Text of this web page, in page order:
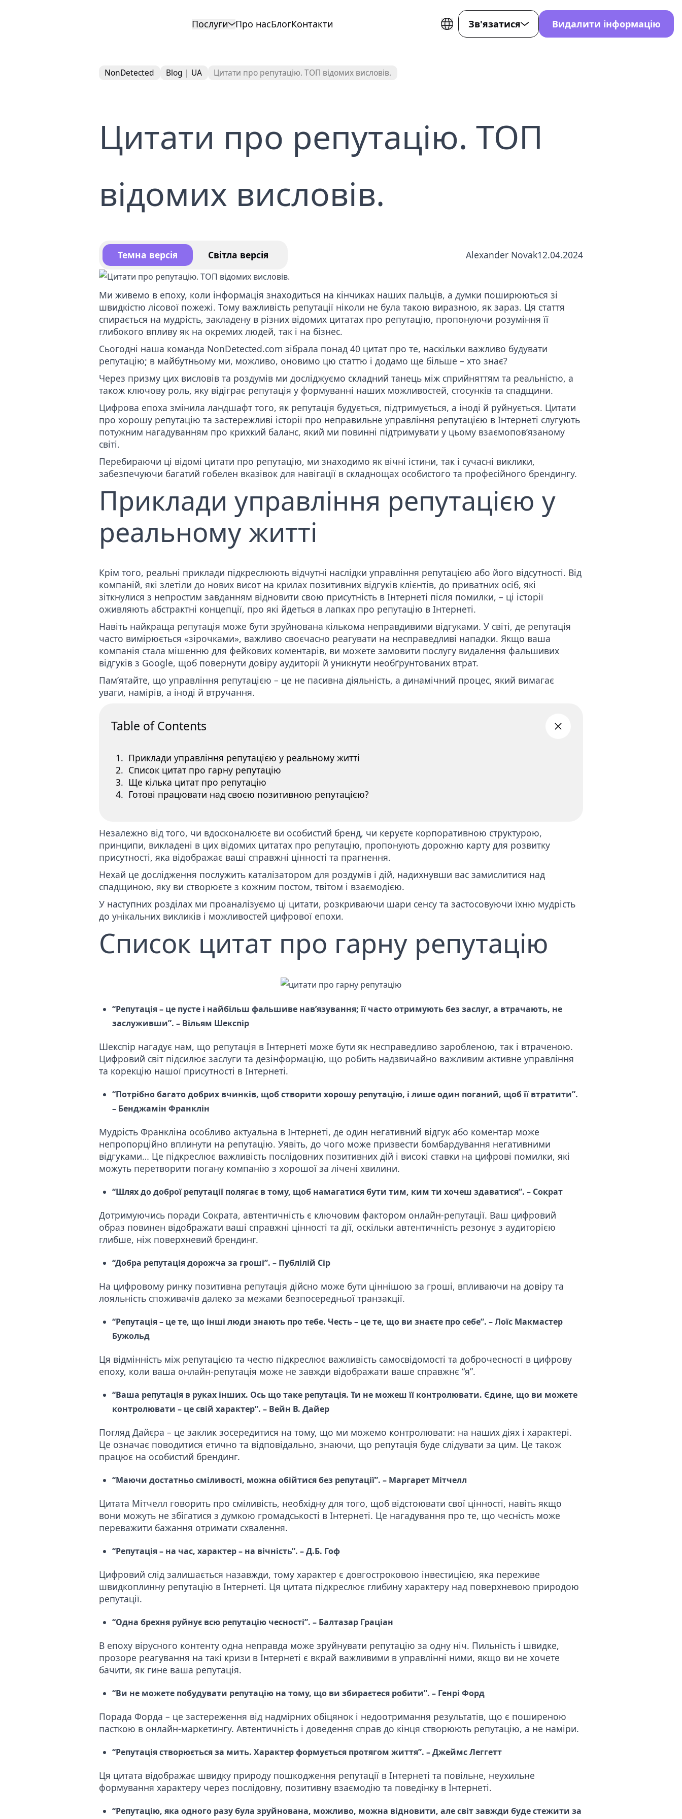
Послуги
репутації
порушує авторські права
пошуку Google Images соціальних мереж
Послуга видалення чужих
публікацій з Instagram
Послуга з видалення
публікацій Facebook
(Twitter)
Послуга з видалення відео на Видалення особистої
Послуга з видалення
Про насБлогКонтакти Зв'язатися Видалити інформацію
NonDetected Blog | UA Цитати про репутацію. ТОП відомих висловів.
Цитати про репутацію. ТОП
відомих висловів.
Alexander Novak12.04.2024
Темна версія Світла версія
Ми живемо в епоху, коли інформація знаходиться на кінчиках наших пальців, а думки поширюються зі
швидкістю лісової пожежі. Тому важливість репутації ніколи не була такою виразною, як зараз. Ця стаття
спирається на мудрість, закладену в різних відомих цитатах про репутацію, пропонуючи розуміння її
глибокого впливу як на окремих людей, так і на бізнес.
Сьогодні наша команда NonDetected.com зібрала понад 40 цитат про те, наскільки важливо будувати
репутацію; в майбутньому ми, можливо, оновимо цю статтю і додамо ще більше – хто знає?
Через призму цих висловів та роздумів ми досліджуємо складний танець між сприйняттям та реальністю, а
також ключову роль, яку відіграє репутація у формуванні наших можливостей, стосунків та спадщини.
Цифрова епоха змінила ландшафт того, як репутація будується, підтримується, а іноді й руйнується. Цитати
про хорошу репутацію та застережливі історії про неправильне управління репутацією в Інтернеті слугують
потужним нагадуванням про крихкий баланс, який ми повинні підтримувати у цьому взаємопов’язаному
світі.
Перебираючи ці відомі цитати про репутацію, ми знаходимо як вічні істини, так і сучасні виклики,
забезпечуючи багатий гобелен вказівок для навігації в складнощах особистого та професійного брендингу.
Приклади управління репутацією у
реальному житті
Крім того, реальні приклади підкреслюють відчутні наслідки управління репутацією або його відсутності. Від
компаній, які злетіли до нових висот на крилах позитивних відгуків клієнтів, до приватних осіб, які
зіткнулися з непростим завданням відновити свою присутність в Інтернеті після помилки, – ці історії
оживляють абстрактні концепції, про які йдеться в лапках про репутацію в Інтернеті.
Навіть найкраща репутація може бути зруйнована кількома неправдивими відгуками. У світі, де репутація
часто вимірюється «зірочками», важливо своєчасно реагувати на несправедливі нападки. Якщо ваша
компанія стала мішенню для фейкових коментарів, ви можете замовити послугу видалення фальшивих
відгуків з Google, щоб повернути довіру аудиторії й уникнути необґрунтованих втрат.
Пам’ятайте, що управління репутацією – це не пасивна діяльність, а динамічний процес, який вимагає
уваги, намірів, а іноді й втручання.
Table of Contents
Приклади управління репутацією у реальному житті
Список цитат про гарну репутацію
Ще кілька цитат про репутацію
Готові працювати над своєю позитивною репутацією?
Незалежно від того, чи вдосконалюєте ви особистий бренд, чи керуєте корпоративною структурою,
принципи, викладені в цих відомих цитатах про репутацію, пропонують дорожню карту для розвитку
присутності, яка відображає ваші справжні цінності та прагнення.
Нехай це дослідження послужить каталізатором для роздумів і дій, надихнувши вас замислитися над
спадщиною, яку ви створюєте з кожним постом, твітом і взаємодією.
У наступних розділах ми проаналізуємо ці цитати, розкриваючи шари сенсу та застосовуючи їхню мудрість
до унікальних викликів і можливостей цифрової епохи.
Список цитат про гарну репутацію
“Репутація – це пусте і найбільш фальшиве нав’язування; її часто отримують без заслуг, а втрачають, не
заслуживши”. – Вільям Шекспір
Шекспір нагадує нам, що репутація в Інтернеті може бути як несправедливо заробленою, так і втраченою.
Цифровий світ підсилює заслуги та дезінформацію, що робить надзвичайно важливим активне управління
та корекцію нашої присутності в Інтернеті.
“Потрібно багато добрих вчинків, щоб створити хорошу репутацію, і лише один поганий, щоб її втратити”.
– Бенджамін Франклін
Мудрість Франкліна особливо актуальна в Інтернеті, де один негативний відгук або коментар може
непропорційно вплинути на репутацію. Уявіть, до чого може призвести бомбардування негативними
відгуками… Це підкреслює важливість послідовних позитивних дій і високі ставки на цифрові помилки, які
можуть перетворити погану компанію з хорошої за лічені хвилини.
“Шлях до доброї репутації полягає в тому, щоб намагатися бути тим, ким ти хочеш здаватися”. – Сократ
Дотримуючись поради Сократа, автентичність є ключовим фактором онлайн-репутації. Ваш цифровий
образ повинен відображати ваші справжні цінності та дії, оскільки автентичність резонує з аудиторією
глибше, ніж поверхневий брендинг.
“Добра репутація дорожча за гроші”. – Публілій Сір
На цифровому ринку позитивна репутація дійсно може бути ціннішою за гроші, впливаючи на довіру та
лояльність споживачів далеко за межами безпосередньої транзакції.
“Репутація – це те, що інші люди знають про тебе. Честь – це те, що ви знаєте про себе”. – Лоїс Макмастер
Бужольд
Ця відмінність між репутацією та честю підкреслює важливість самосвідомості та доброчесності в цифрову
епоху, коли ваша онлайн-репутація може не завжди відображати ваше справжнє “я”.
“Ваша репутація в руках інших. Ось що таке репутація. Ти не можеш її контролювати. Єдине, що ви можете
контролювати – це свій характер”. – Вейн В. Дайер
Погляд Дайєра – це заклик зосередитися на тому, що ми можемо контролювати: на наших діях і характері.
Це означає поводитися етично та відповідально, знаючи, що репутація буде слідувати за цим. Це також
працює на особистий брендинг.
“Маючи достатньо сміливості, можна обійтися без репутації”. – Маргарет Мітчелл
Цитата Мітчелл говорить про сміливість, необхідну для того, щоб відстоювати свої цінності, навіть якщо
вони можуть не збігатися з думкою громадськості в Інтернеті. Це нагадування про те, що чесність може
переважити бажання отримати схвалення.
“Репутація – на час, характер – на вічність”. – Д.Б. Гоф
Цифровий слід залишається назавжди, тому характер є довгостроковою інвестицією, яка переживе
швидкоплинну репутацію в Інтернеті. Ця цитата підкреслює глибину характеру над поверхневою природою
репутації.
“Одна брехня руйнує всю репутацію чесності”. – Балтазар Граціан
В епоху вірусного контенту одна неправда може зруйнувати репутацію за одну ніч. Пильність і швидке,
прозоре реагування на такі кризи в Інтернеті є вкрай важливими в управлінні ними, якщо ви не хочете
бачити, як гине ваша репутація.
“Ви не можете побудувати репутацію на тому, що ви збираєтеся робити”. – Генрі Форд
Порада Форда – це застереження від надмірних обіцянок і недоотримання результатів, що є поширеною
пасткою в онлайн-маркетингу. Автентичність і доведення справ до кінця створюють репутацію, а не наміри.
“Репутація створюється за мить. Характер формується протягом життя”. – Джеймс Леггетт
Ця цитата відображає швидку природу пошкодження репутації в Інтернеті та повільне, неухильне
формування характеру через послідовну, позитивну взаємодію та поведінку в Інтернеті.
“Репутацію, яка одного разу була зруйнована, можливо, можна відновити, але світ завжди буде стежити за